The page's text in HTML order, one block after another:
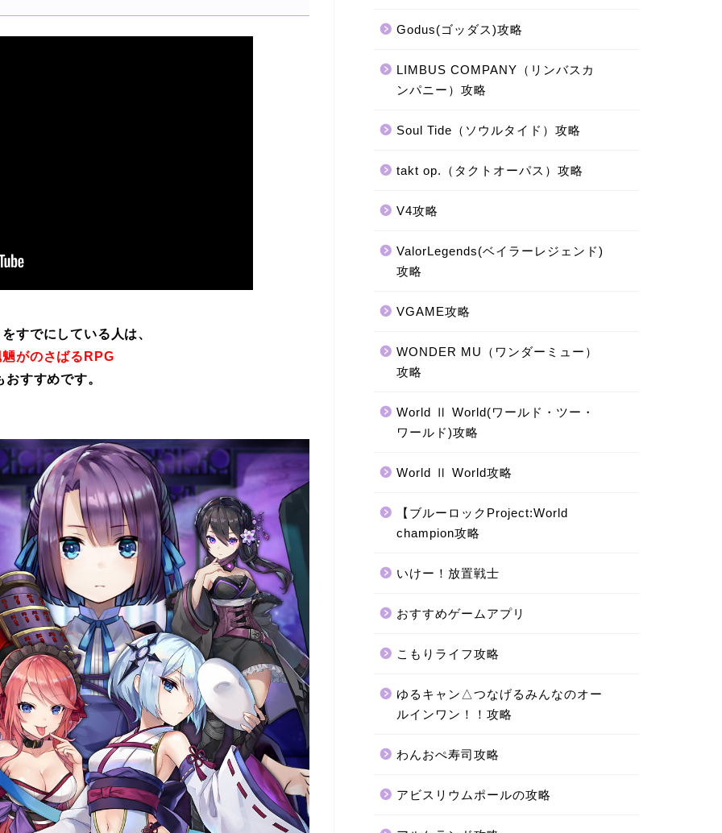
すでにしている人は、
がのさばるRPG
おすすめです。
Godus(ゴッダス)攻略
LIMBUS COMPANY（リンバスカ
ンパニー）攻略
Soul Tide（ソウルタイド）攻略
takt op.（タクトオーパス）攻略
V4攻略
ValorLegends(ベイラーレジェンド)
攻略
VGAME攻略
WONDER MU（ワンダーミュー）
攻略
World Ⅱ World(ワールド・ツー・
ワールド)攻略
World Ⅱ World攻略
【ブルーロックProject:World
champion攻略
いけー！放置戦士
おすすめゲームアプリ
こもりライフ攻略
ゆるキャン△つなげるみんなのオー
ルインワン！！攻略
わんおぺ寿司攻略
アビスリウムポールの攻略